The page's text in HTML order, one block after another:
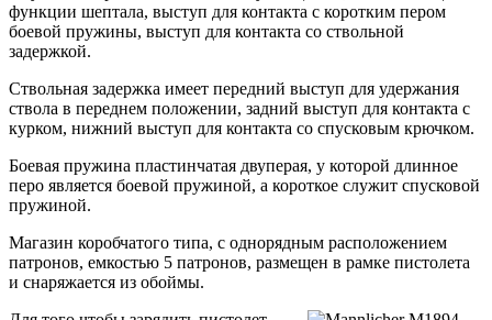
функции шептала, выступ для контакта с коротким пером
боевой пружины, выступ для контакта со ствольной
задержкой.
Ствольная задержка имеет передний выступ для удержания
ствола в переднем положении, задний выступ для контакта с
курком, нижний выступ для контакта со спусковым крючком.
Боевая пружина пластинчатая двуперая, у которой длинное
перо является боевой пружиной, а короткое служит спусковой
пружиной.
Магазин коробчатого типа, с однорядным расположением
патронов, емкостью 5 патронов, размещен в рамке пистолета
и снаряжается из обоймы.